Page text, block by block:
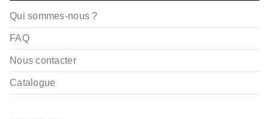
Qui sommes-nous ?
FAQ
Nous contacter
Catalogue